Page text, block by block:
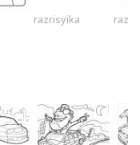
razrisyika